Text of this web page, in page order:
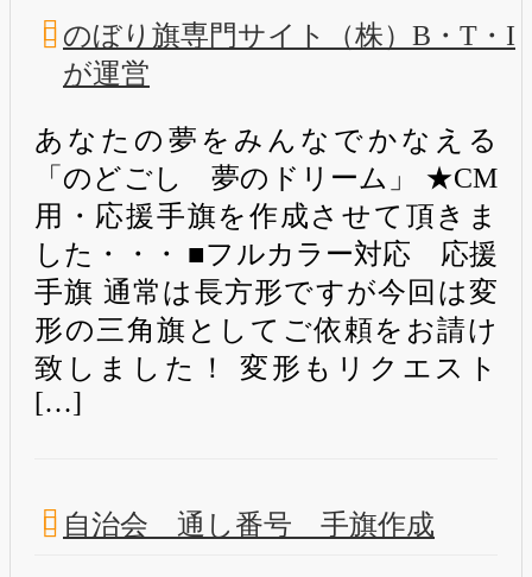
のぼり旗専門サイト（株）B・T・I
が運営
あなたの夢をみんなでかなえる
「のどごし 夢のドリーム」 ★CM
用・応援手旗を作成させて頂きま
した・・・ ■フルカラー対応 応援
手旗 通常は長方形ですが今回は変
形の三角旗としてご依頼をお請け
致しました！ 変形もリクエスト
[…]
自治会 通し番号 手旗作成